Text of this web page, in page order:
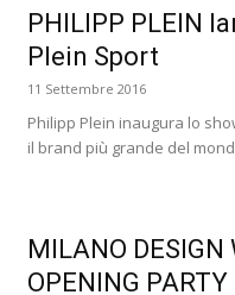
PHILIPP PLEIN
Plein Sport
11 Settembre 2016
Philipp Plein inaugura lo
il brand più grande del
MILANO
OPENING